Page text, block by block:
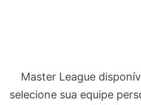
Master League
selecione sua equipe